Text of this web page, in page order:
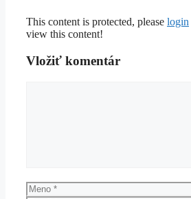
This content is protected, please login
view this content!
Vložiť komentár
Meno